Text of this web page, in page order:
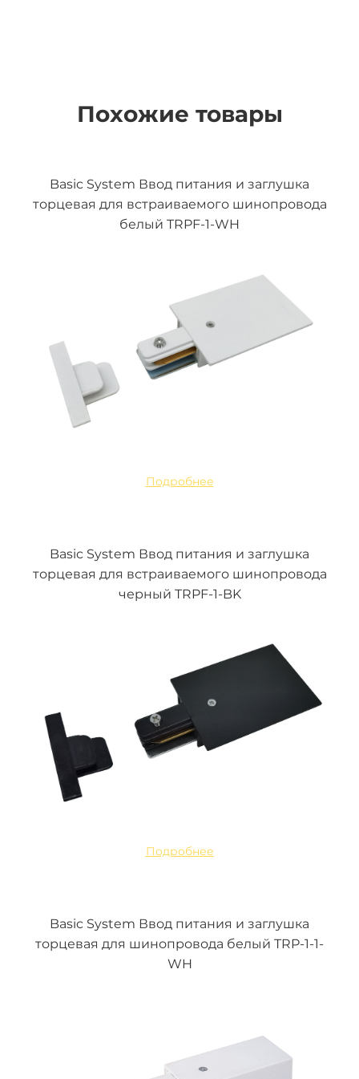
Похожие товары
Basic System Ввод питания и заглушка
торцевая для встраиваемого шинопровода
белый TRPF-1-WH
Подробнее
Basic System Ввод питания и заглушка
торцевая для встраиваемого шинопровода
черный TRPF-1-BK
Подробнее
Basic System Ввод питания и заглушка
торцевая для шинопровода белый TRP-1-1-
WH